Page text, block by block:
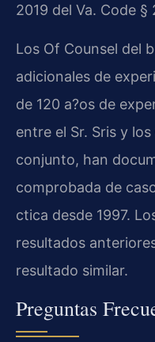
2019 del Va. Code §
Los Of Counsel del
adicionales de
de 120 a?os de
entre el Sr. Sris y
conjunto, han
comprobada de
ctica desde 1997.
resultados
resultado similar.
Preguntas